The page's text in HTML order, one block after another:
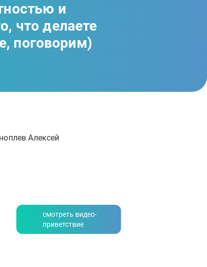
и
что делаете
поговорим)
смотреть видео-
приветствие